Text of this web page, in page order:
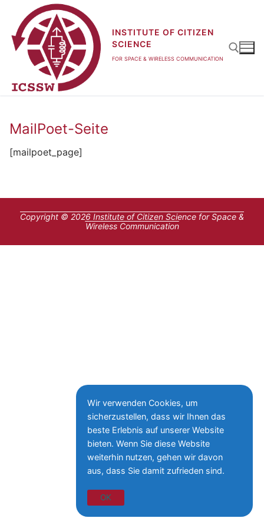
Inhalt
springen
INSTITUTE OF CITIZEN
SCIENCE
FOR SPACE & WIRELESS COMMUNICATION
MailPoet-Seite
[mailpoet_page]
Copyright © 2026 Institute of Citizen Science for Space &
Wireless Communication
Wir verwenden Cookies, um
sicherzustellen, dass wir Ihnen das
beste Erlebnis auf unserer Website
bieten. Wenn Sie diese Website
weiterhin nutzen, gehen wir davon
aus, dass Sie damit zufrieden sind.
OK